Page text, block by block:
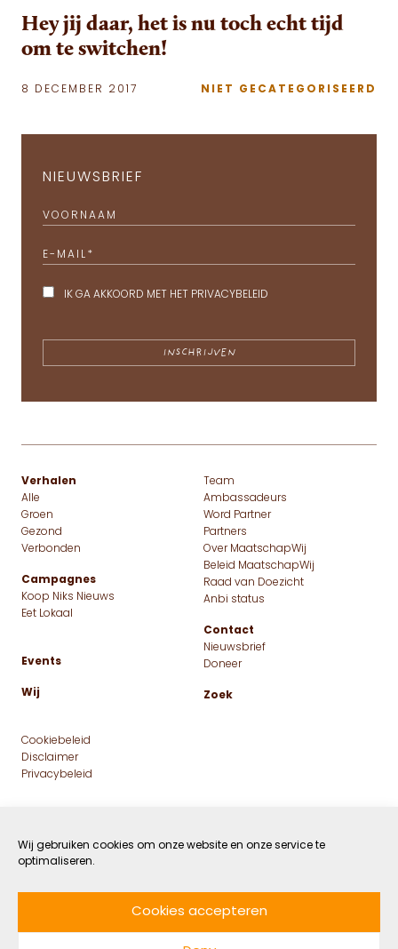
Wij gebruiken cookies om onze website en onze service te
optimaliseren.
Cookies accepteren
Hey jij daar, het is nu toch echt tijd
om te switchen!
8 DECEMBER 2017 NIET GECATEGORISEERD
NIEUWSBRIEF
VOORNAAM
E-MAIL *
IK GA AKKOORD MET HET PRIVACYBELEID
Terra Nova: een
minimaatschappij creëren
30 MAART 2018
DOOR SOFIE VAN
LEESTIJD: 1 MIN